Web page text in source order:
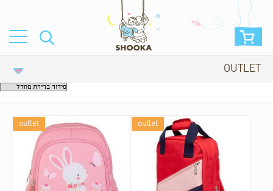
OUTLET
outlet outlet